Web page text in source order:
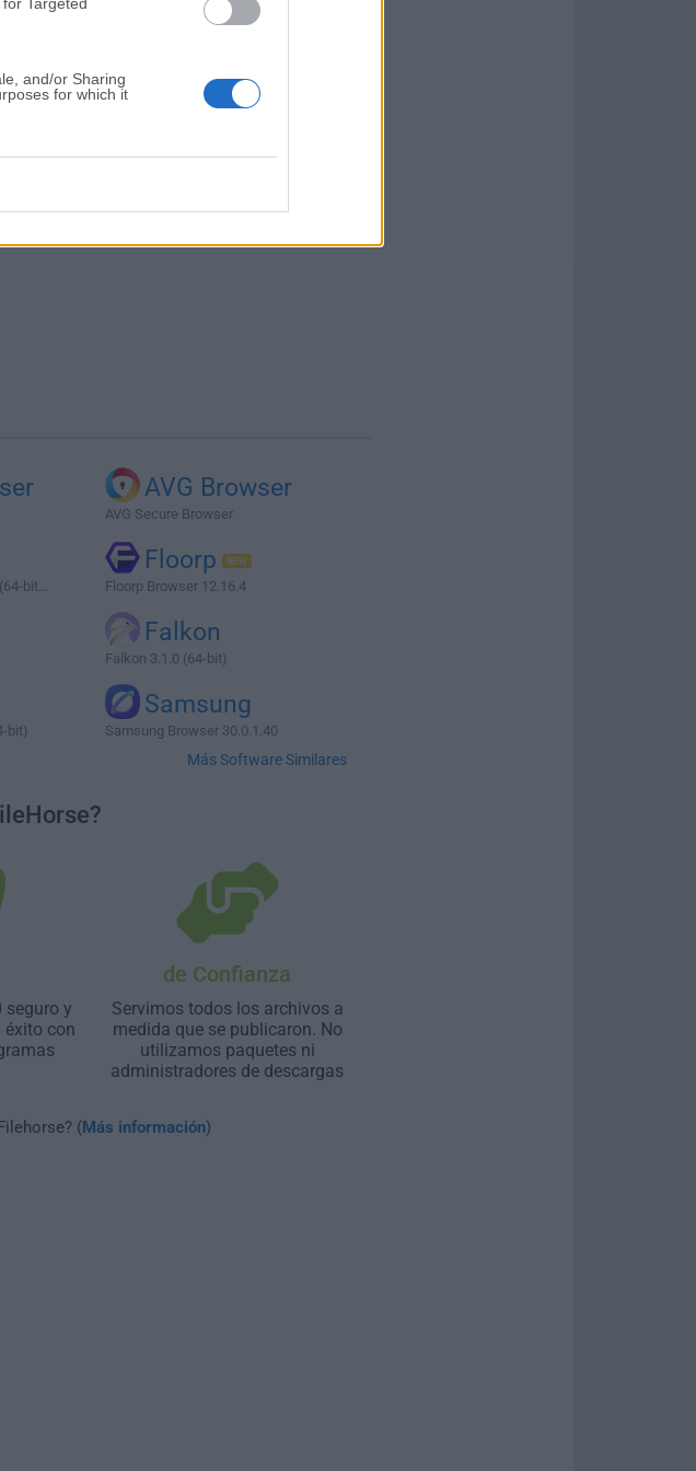
and/or Sharing
for which it
AVG Browser
AVG Secure Browser
bit...
Floorp
Floorp Browser 12.16.4
Falkon
Falkon 3.1.0 (64-bit)
bit)
Samsung
Samsung Browser 30.0.1.40
Más Software Similares
seguro y
éxito con
de Confianza
Servimos todos los archivos a
medida que se publicaron. No
utilizamos paquetes ni
administradores de descargas
(Más información)